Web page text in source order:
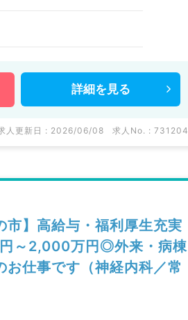
詳細を 見る
人更新日 : 2026/06/08 求人No. : 731204
市】高給与・福利厚生充実
～2,000万円◎外来・病棟
お仕事です（神経内科／常